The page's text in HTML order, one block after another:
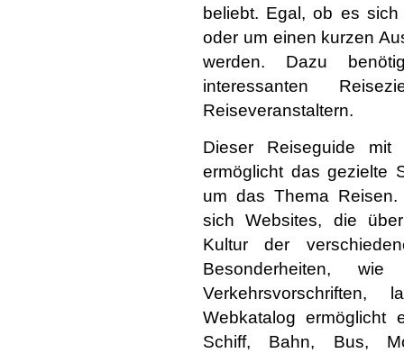
beliebt. Egal, ob es
oder um einen kurzen
werden. Dazu
interessanten
Reiseveranstaltern.
Dieser Reiseguide mit
ermöglicht das gezielte
um das Thema
sich Websites, die
Kultur der
Besonderheiten,
Webkatalog ermöglicht
Schiff, Bahn, Bus,